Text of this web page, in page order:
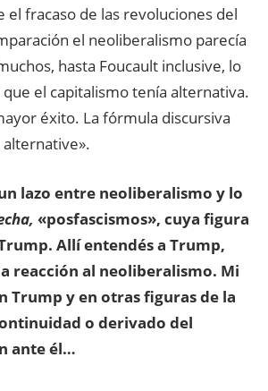
fracaso de las revoluciones del
el neoliberalismo parecía
hasta Foucault inclusive, lo
el capitalismo tenía alternativa.
éxito. La fórmula discursiva
lazo entre neoliberalismo y lo
«posfascismos», cuya figura
Allí entendés a Trump,
reacción al neoliberalismo. Mi
Trump y en otras figuras de la
o derivado del
ante él…